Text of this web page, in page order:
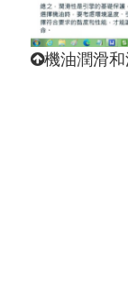
機油潤滑